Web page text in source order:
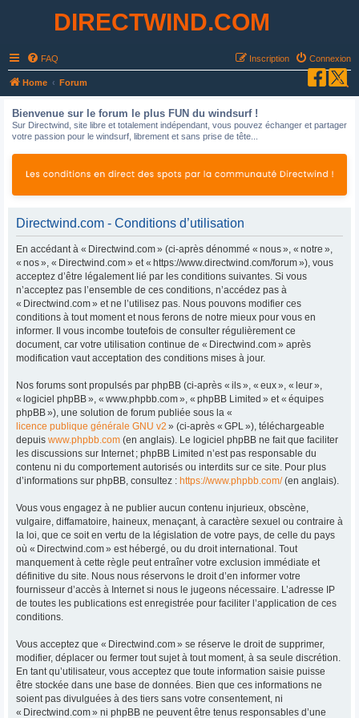
DIRECTWIND.COM
FAQ Connexion
Inscription
Home Forum
Bienvenue sur le forum le plus FUN du windsurf !
Sur Directwind, site libre et totalement indépendant, vous pouvez échanger et partager
votre passion pour le windsurf, librement et sans prise de tête...
Directwind.com - Conditions d’utilisation
En accédant à « Directwind.com » (ci-après dénommé « nous », « notre »,
« nos », « Directwind.com » et « https://www.directwind.com/forum »), vous
acceptez d’être légalement lié par les conditions suivantes. Si vous
n’acceptez pas l’ensemble de ces conditions, n’accédez pas à
« Directwind.com » et ne l’utilisez pas. Nous pouvons modifier ces
conditions à tout moment et nous ferons de notre mieux pour vous en
informer. Il vous incombe toutefois de consulter régulièrement ce
document, car votre utilisation continue de « Directwind.com » après
modification vaut acceptation des conditions mises à jour.
Nos forums sont propulsés par phpBB (ci-après « ils », « eux », « leur »,
« logiciel phpBB », « www.phpbb.com », « phpBB Limited » et « équipes
phpBB »), une solution de forum publiée sous la «
licence publique générale GNU v2 » (ci-après « GPL »), téléchargeable
depuis www.phpbb.com (en anglais). Le logiciel phpBB ne fait que faciliter
les discussions sur Internet ; phpBB Limited n’est pas responsable du
contenu ni du comportement autorisés ou interdits sur ce site. Pour plus
d’informations sur phpBB, consultez : https://www.phpbb.com/(en anglais).
Vous vous engagez à ne publier aucun contenu injurieux, obscène,
vulgaire, diffamatoire, haineux, menaçant, à caractère sexuel ou contraire à
la loi, que ce soit en vertu de la législation de votre pays, de celle du pays
où « Directwind.com » est hébergé, ou du droit international. Tout
manquement à cette règle peut entraîner votre exclusion immédiate et
définitive du site. Nous nous réservons le droit d’en informer votre
fournisseur d’accès à Internet si nous le jugeons nécessaire. L’adresse IP
de toutes les publications est enregistrée pour faciliter l’application de ces
conditions.
Vous acceptez que « Directwind.com » se réserve le droit de supprimer,
modifier, déplacer ou fermer tout sujet à tout moment, à sa seule discrétion.
En tant qu’utilisateur, vous acceptez que toute information saisie puisse
être stockée dans une base de données. Bien que ces informations ne
soient pas divulguées à des tiers sans votre consentement, ni
« Directwind.com » ni phpBB ne peuvent être tenus responsables d’une